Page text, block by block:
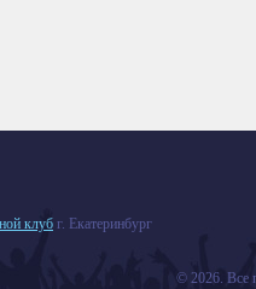
клуб г. Екатеринбург
© 2026. Все